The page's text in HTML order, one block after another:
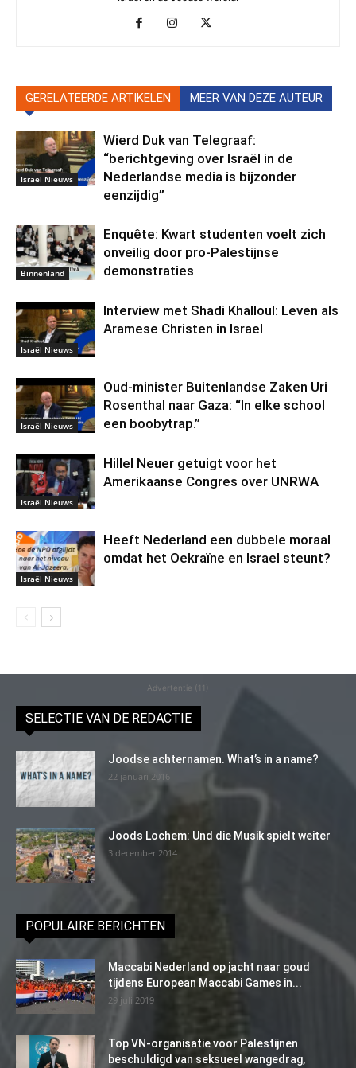
GERELATEERDE ARTIKELEN MEER VAN DEZE AUTEUR
Israël Nieuws
Wierd Duk van Telegraaf:
“berichtgeving over Israël in de
Nederlandse media is bijzonder
eenzijdig”
Binnenland
Enquête: Kwart studenten voelt zich
onveilig door pro-Palestijnse
demonstraties
Israël Nieuws
Interview met Shadi Khalloul: Leven als
Aramese Christen in Israel
Israël Nieuws
Oud-minister Buitenlandse Zaken Uri
Rosenthal naar Gaza: “In elke school
een boobytrap.”
Israël Nieuws
Hillel Neuer getuigt voor het
Amerikaanse Congres over UNRWA
Israël Nieuws
Heeft Nederland een dubbele moraal
omdat het Oekraïne en Israel steunt?
Advertentie (11)
SELECTIE VAN DE REDACTIE
Joodse achternamen. What’s in a name?
22 januari 2016
Joods Lochem: Und die Musik spielt weiter
3 december 2014
POPULAIRE BERICHTEN
Maccabi Nederland op jacht naar goud
tijdens European Maccabi Games in...
29 juli 2019
Top VN-organisatie voor Palestijnen
beschuldigd van seksueel wangedrag,